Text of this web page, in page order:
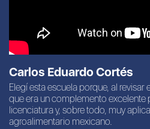
Carlos Eduardo Cortés
Elegí esta escuela porque, al revisar
que era un complemento excelente
licenciatura y, sobre todo, muy
agroalimentario mexicano.